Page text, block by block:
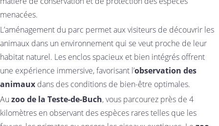
menacées.
L’aménagement du parc permet aux visiteurs de découvrir les
animaux dans un environnement qui se veut proche de leur
habitat naturel. Les enclos spacieux et bien intégrés offrent
une expérience immersive, favorisant l’observation des
animaux dans des conditions de bien-être optimales.
Au zoo de la Teste-de-Buch, vous parcourez près de 4
kilomètres en observant des espèces rares telles que les